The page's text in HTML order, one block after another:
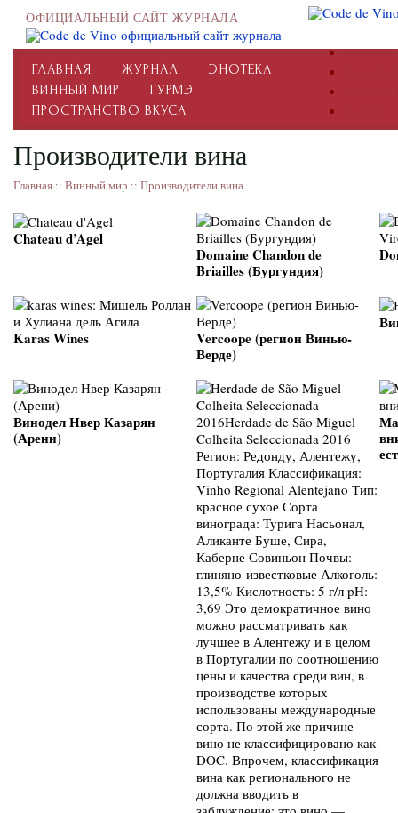
ОФИЦИАЛЬНЫЙ САЙТ ЖУРНАЛА
Путь вина
ГЛАВНАЯ ЖУРНАЛ
ЭНОТЕКА
ВИННЫЙ МИР
ГУРМЭ
ПРОСТРАНСТВО ВКУСА
Производители вина
Главная :: Винный мир :: Производители вина
Chateau d’Agel
Domaine Chandon de
Briailles (Бургундия)
Karas Wines
Vercoope (регион Винью-
Верде)
Винодел Нвер Казарян
(Арени)